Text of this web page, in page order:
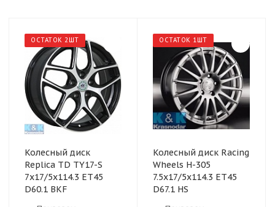
ОСТАТОК 2ШТ
Колесный диск
Replica TD TY17-S
7x17/5x114.3 ET45
D60.1 BKF
ОСТАТОК 1ШТ
Колесный диск Racing
Wheels H-305
7.5x17/5x114.3 ET45
D67.1 HS